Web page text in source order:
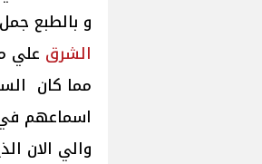
و بالطبع
الشرق علي
مما كان
اسماعهم في
والي الان